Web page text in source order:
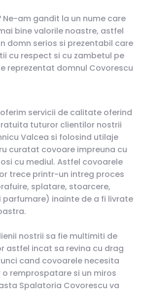
Ne-am gandit la un nume care
bine valorile noastre, astfel
domn serios si prezentabil care
cu respect si cu zambetul pe
reprezentat domnul Covorescu
servicii de calitate oferind
tuturor clientilor nostrii
Valcea si folosind utilaje
curatat covoare impreuna cu
cu mediul. Astfel covoarele
trece printr-un intreg proces
splatare, stoarcere,
parfumare) inainte de a fi livrate
nostrii sa fie multimiti de
astfel incat sa revina cu drag
cand covoarele necesita
remprospatare si un miros
Spalatoria Covorescu va